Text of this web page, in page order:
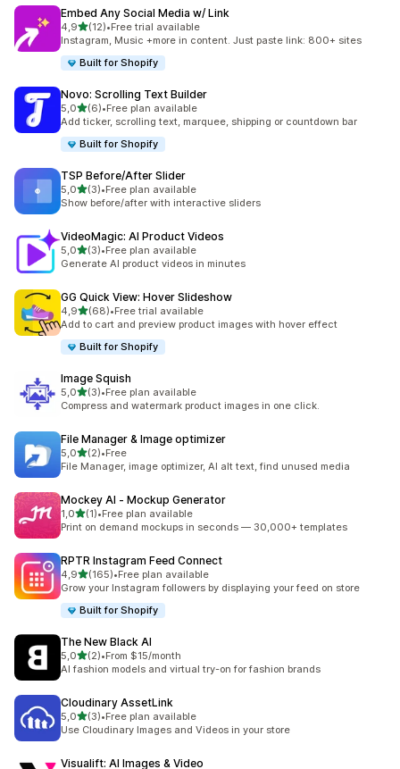
Embed Any Social Media w/ Link
4,95 yıldız üzerinden
(12)
toplam 12 değerlendirme
•Free trial available
Instagram, Music +more in content. Just paste link: 800+ sites
Built for Shopify
Novo: Scrolling Text Builder
5,05 yıldız üzerinden
(6)
toplam 6 değerlendirme
•Free plan available
Add ticker, scrolling text, marquee, shipping or countdown bar
Built for Shopify
TSP Before/After Slider
5,05 yıldız üzerinden
(3)
toplam 3 değerlendirme
•Free plan available
Show before/after with interactive sliders
VideoMagic: AI Product Videos
5,05 yıldız üzerinden
(3)
toplam 3 değerlendirme
•Free plan available
Generate AI product videos in minutes
GG Quick View: Hover Slideshow
4,95 yıldız üzerinden
(68)
toplam 68 değerlendirme
•Free trial available
Add to cart and preview product images with hover effect
Built for Shopify
Image Squish
5,05 yıldız üzerinden
(3)
toplam 3 değerlendirme
•Free plan available
Compress and watermark product images in one click.
File Manager & Image optimizer
5,05 yıldız üzerinden
(2)
toplam 2 değerlendirme
•Free
File Manager, image optimizer, AI alt text, find unused media
Mockey AI ‑ Mockup Generator
1,05 yıldız üzerinden
(1)
toplam 1 değerlendirme
•Free plan available
Print on demand mockups in seconds — 30,000+ templates
RPTR Instagram Feed Connect
4,95 yıldız üzerinden
(165)
toplam 165 değerlendirme
•Free plan available
Grow your Instagram followers by displaying your feed on store
Built for Shopify
The New Black AI
5,05 yıldız üzerinden
(2)
toplam 2 değerlendirme
•From $15/month
AI fashion models and virtual try-on for fashion brands
Cloudinary AssetLink
5,05 yıldız üzerinden
(3)
toplam 3 değerlendirme
•Free plan available
Use Cloudinary Images and Videos in your store
Visualift: AI Images & Video